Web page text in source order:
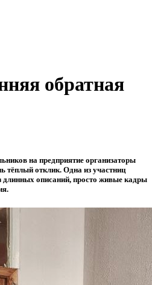
обратная
на предприятие организаторы
тёплый отклик. Одна из участниц
длинных описаний, просто живые кадры